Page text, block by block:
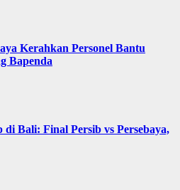
Kerahkan Personel Bantu
Bapenda
di Bali: Final Persib vs Persebaya,